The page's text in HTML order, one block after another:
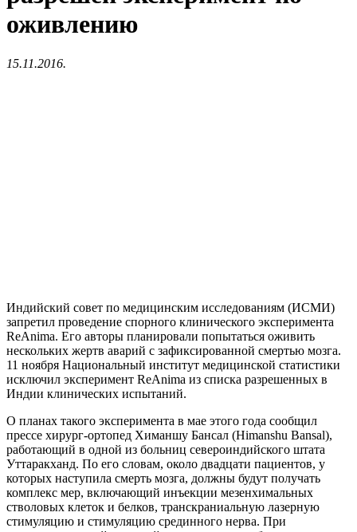
оживлению
15.11.2016.
Индийский совет по медицинским исследованиям (ИСМИ)
запретил проведение спорного клинического эксперимента
ReAnima. Его авторы планировали попытаться оживить
нескольких жертв аварий с зафиксированной смертью мозга.
11 ноября Национальный институт медицинской статистики
исключил эксперимент ReAnima из списка разрешенных в
Индии клинических испытаний.
О планах такого эксперимента в мае этого года сообщил
прессе хирург-ортопед Химаншу Бансал (Himanshu Bansal),
работающий в одной из больниц североиндийского штата
Уттаракханд. По его словам, около двадцати пациентов, у
которых наступила смерть мозга, должны будут получать
комплекс мер, включающий инъекции мезенхимальных
стволовых клеток и белков, транскраниальную лазерную
стимуляцию и стимуляцию срединного нерва. При